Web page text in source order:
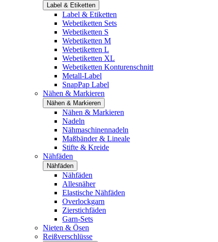
Label & Etiketten
Label & Etiketten
Webetiketten Sets
Webetiketten S
Webetiketten M
Webetiketten L
Webetiketten XL
Webetiketten Konturenschnitt
Metall-Label
SnapPap Label
Nähen & Markieren
Nähen & Markieren
Nähen & Markieren
Nadeln
Nähmaschinennadeln
Maßbänder & Lineale
Stifte & Kreide
Nähfäden
Nähfäden
Nähfäden
Allesnäher
Elastische Nähfäden
Overlockgarn
Zierstichfäden
Garn-Sets
Nieten & Ösen
Reißverschlüsse